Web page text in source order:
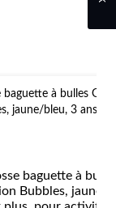
baguette à bulles
jaune/bleu, 3 ans et